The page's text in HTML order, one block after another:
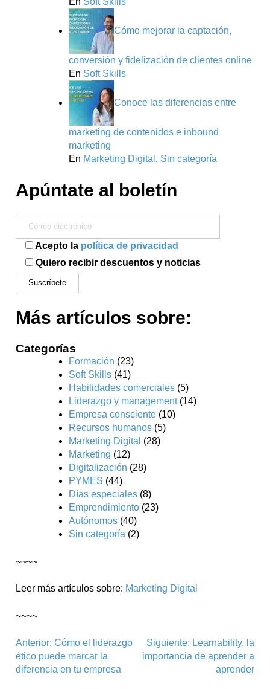
Cómo mejorar la captación,
conversión y fidelización de clientes online
En Soft Skills
Conoce las diferencias entre
marketing de contenidos e inbound
marketing
En Marketing Digital , Sin categoría
Apúntate al boletín
Acepto la política de privacidad
Quiero recibir descuentos y noticias
Más artículos sobre:
Categorías
Formación (23)
Soft Skills (41)
Habilidades comerciales (5)
Liderazgo y management(14)
Empresa consciente (10)
Recursos humanos (5)
Marketing Digital (28)
Marketing (12)
Digitalización (28)
PYMES (44)
Días especiales (8)
Emprendimiento (23)
Autónomos (40)
Sin categoría (2)
~~~~
Leer más artículos sobre: Marketing Digital
~~~~
Navegación
de
Anterior: Cómo el liderazgo
ético puede marcar la
diferencia en tu empresa
Siguiente: Learnability, la
importancia de aprender a
aprender